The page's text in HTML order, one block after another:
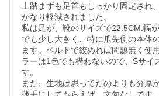
土踏まずも足首もしっかり固定され
かなり軽減されました。
私は足が、靴のサイズで22.5CM.幅
でも少し大きく、特に爪先側の本体
ます。ベルトで絞めれば問題無く使
ラーは1色でも構わないので、Sサイ
す。
また、生地は思ってたのよりも分厚